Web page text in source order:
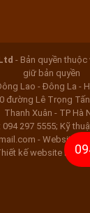
- Bản quyền thuộc
giữ bản quyền
Lao - Đông La -
đường Lê Trọng
Thanh Xuân - TP Hà
297 5555; Kỹ
- Website:
kế website Nắng